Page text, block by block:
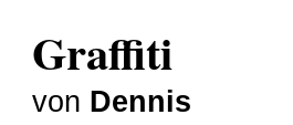
Graffiti
von Dennis